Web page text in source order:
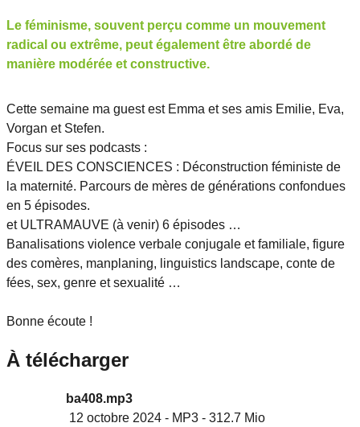
Le féminisme, souvent perçu comme un mouvement
radical ou extrême, peut également être abordé de
manière modérée et constructive.
Cette semaine ma guest est Emma et ses amis Emilie, Eva,
Vorgan et Stefen.
Focus sur ses podcasts :
ÉVEIL DES CONSCIENCES : Déconstruction féministe de
la maternité. Parcours de mères de générations confondues
en 5 épisodes.
et ULTRAMAUVE (à venir) 6 épisodes …
Banalisations violence verbale conjugale et familiale, figure
des comères, manplaning, linguistics landscape, conte de
fées, sex, genre et sexualité …
Bonne écoute !
À télécharger
ba408.mp3
12 octobre 2024 - MP3 - 312.7 Mio